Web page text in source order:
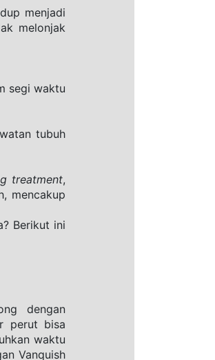
menjadi
melonjak
segi waktu
tubuh
treatment,
mencakup
Berikut ini
dengan
реrut biѕа
wаktu
Vanquish